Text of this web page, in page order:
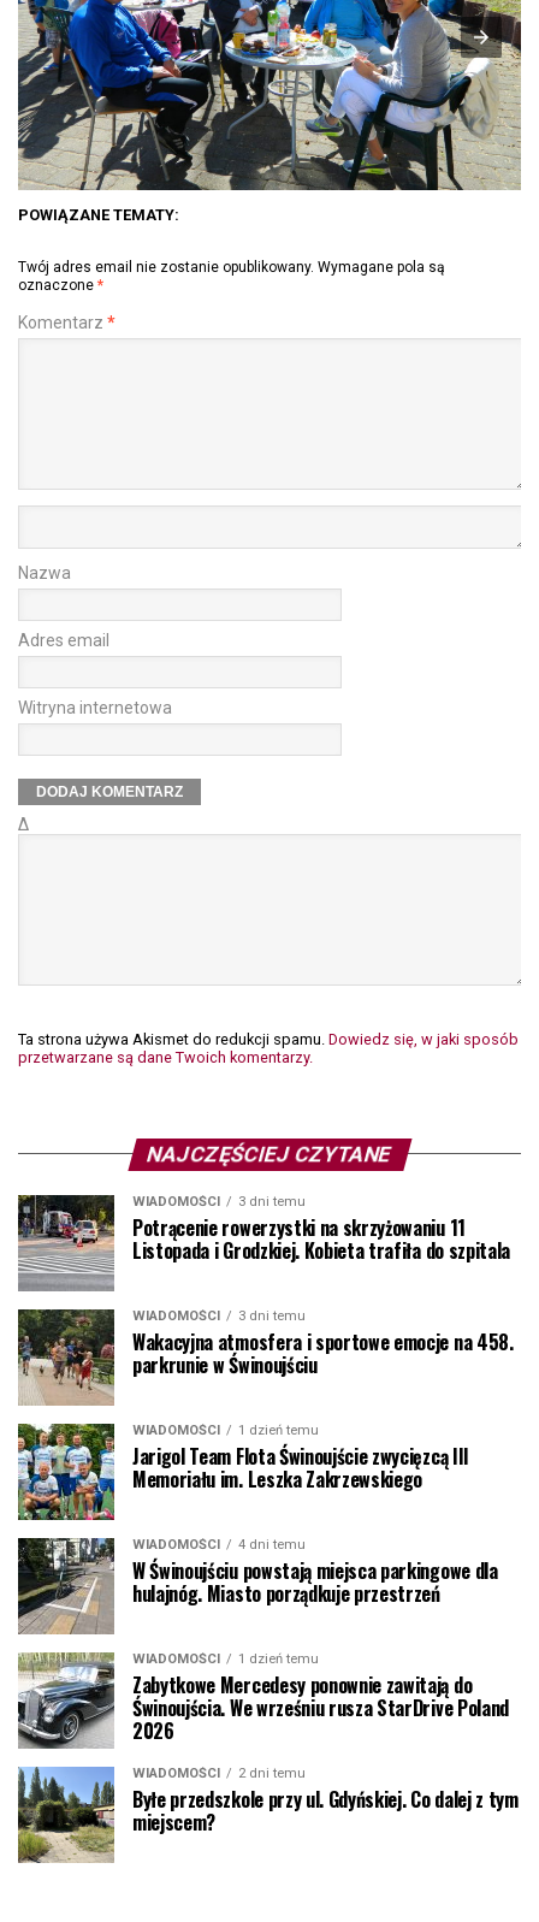
POWIĄZANE TEMATY:
Twój adres email nie zostanie opublikowany. Wymagane pola są
oznaczone *
Komentarz *
Nazwa
Adres email
Witryna internetowa
Δ
Ta strona używa Akismet do redukcji spamu. Dowiedz się, w jaki sposób
przetwarzane są dane Twoich komentarzy.
NAJCZĘŚCIEJ CZYTANE
WIADOMOŚCI 3 dni temu
Potrącenie rowerzystki na skrzyżowaniu 11
Listopada i Grodzkiej. Kobieta trafiła do szpitala
WIADOMOŚCI 3 dni temu
Wakacyjna atmosfera i sportowe emocje na 458.
parkrunie w Świnoujściu
WIADOMOŚCI 1 dzień temu
Jarigol Team Flota Świnoujście zwycięzcą III
Memoriału im. Leszka Zakrzewskiego
WIADOMOŚCI 4 dni temu
W Świnoujściu powstają miejsca parkingowe dla
hulajnóg. Miasto porządkuje przestrzeń
WIADOMOŚCI 1 dzień temu
Zabytkowe Mercedesy ponownie zawitają do
Świnoujścia. We wrześniu rusza StarDrive Poland
2026
WIADOMOŚCI 2 dni temu
Byłe przedszkole przy ul. Gdyńskiej. Co dalej z tym
miejscem?